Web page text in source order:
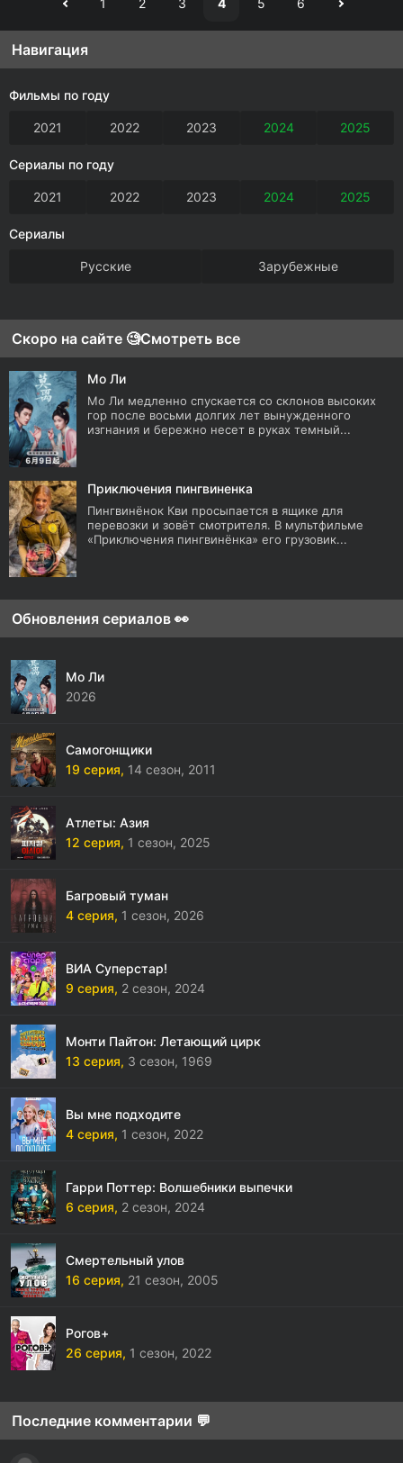
1 2 3 4 5 6
Навигация
Фильмы по году
2021 2022 2023 2024 2025
Сериалы по году
2021 2022 2023 2024 2025
Сериалы
Русские Зарубежные
Скоро на сайте 🧐Смотреть все
Мо Ли
Мо Ли медленно спускается со склонов высоких
гор после восьми долгих лет вынужденного
изгнания и бережно несет в руках темный...
Приключения пингвиненка
Пингвинёнок Кви просыпается в ящике для
перевозки и зовёт смотрителя. В мультфильме
«Приключения пингвинёнка» его грузовик...
Обновления сериалов 👀
Мо Ли
2026
Самогонщики
19 серия, 14 сезон, 2011
Атлеты: Азия
12 серия, 1 сезон, 2025
Багровый туман
4 серия, 1 сезон, 2026
ВИА Суперстар!
9 серия, 2 сезон, 2024
Монти Пайтон: Летающий цирк
13 серия, 3 сезон, 1969
Вы мне подходите
4 серия, 1 сезон, 2022
Гарри Поттер: Волшебники выпечки
6 серия, 2 сезон, 2024
Смертельный улов
16 серия, 21 сезон, 2005
Рогов+
26 серия, 1 сезон, 2022
Последние комментарии 💬